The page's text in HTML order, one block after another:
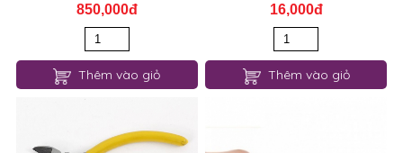
850,000đ
Thêm vào giỏ
16,000đ
Thêm vào giỏ